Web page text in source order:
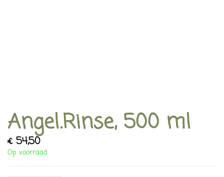
Angel.Rinse, 500 ml
€54,50
Op voorraad